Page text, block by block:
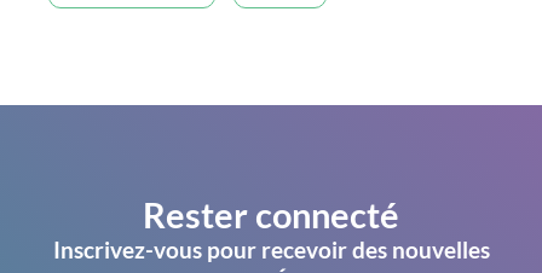
Rester connecté
Inscrivez-vous pour recevoir des nouvelles